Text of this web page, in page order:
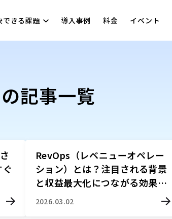
できる課題 導入事例 料金 イベント
記事一覧
RevOps（レベニューオペレー
ション）とは？注目される背景
と収益最大化につながる効果を
解説
2026.03.02